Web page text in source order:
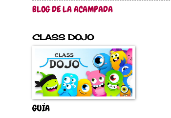
BLOG DE LA ACAMPADA
CLASS DOJO
GUÍA